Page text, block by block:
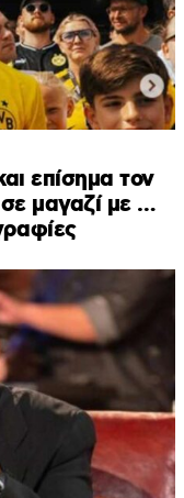
επίσημα τον
μαγαζί με …